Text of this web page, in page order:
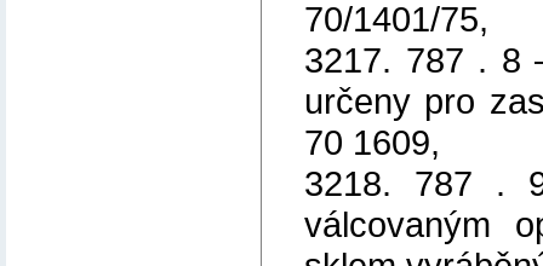
70/1401/75,
3217. 787 . 8
určeny pro
70 1609,
3218. 787 .
válcovaným